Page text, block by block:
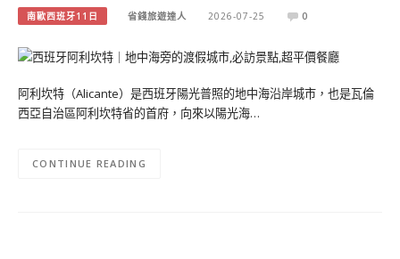
南歐西班牙11日 省錢旅遊達人 2026-07-25 0
阿利坎特（Alicante）是西班牙陽光普照的地中海沿岸城市，也是瓦倫
西亞自治區阿利坎特省的首府，向來以陽光海…
CONTINUE READING